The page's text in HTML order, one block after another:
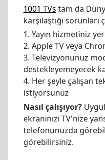
1001 TVs tam da
karşılaştığı
1. Yayın hizmetiniz
2. Apple TV veya
3. Televizyonunuz
destekleyemeyecek
4. Her şeyle çalışan
istiyorsunuz
Nasıl çalışıyor?
ekranınızı TV'nize
telefonunuzda
görebilirsiniz.